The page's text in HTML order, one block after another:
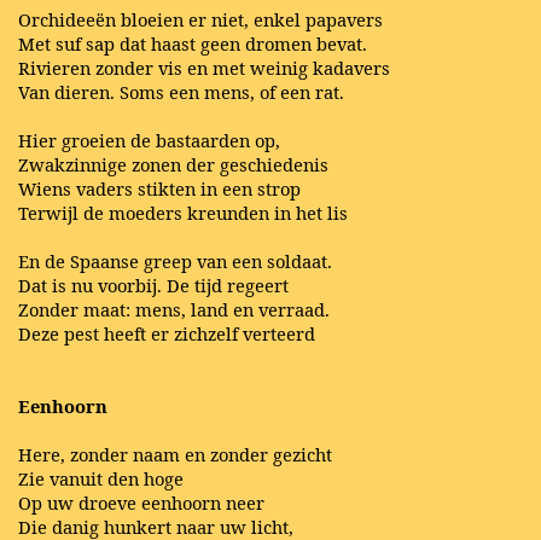
Orchideeën bloeien er niet, enkel papavers
Met suf sap dat haast geen dromen bevat.
Rivieren zonder vis en met weinig kadavers
Van dieren. Soms een mens, of een rat.
Hier groeien de bastaarden op,
Zwakzinnige zonen der geschiedenis
Wiens vaders stikten in een strop
Terwijl de moeders kreunden in het lis
En de Spaanse greep van een soldaat.
Dat is nu voorbij. De tijd regeert
Zonder maat: mens, land en verraad.
Deze pest heeft er zichzelf verteerd
Eenhoorn
Here, zonder naam en zonder gezicht
Zie vanuit den hoge
Op uw droeve eenhoorn neer
Die danig hunkert naar uw licht,